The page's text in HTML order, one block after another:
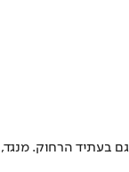
בעתיד הרחוק. מנגד,